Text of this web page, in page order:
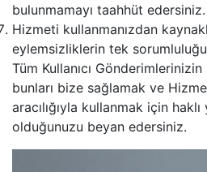
bulunmamayı taahhüt edersiniz.
Hizmeti kullanmanızdan
eylemsizliklerin tek
Tüm Kullanıcı
bunları bize sağlamak ve
aracılığıyla kullanmak için
olduğunuzu beyan edersiniz.